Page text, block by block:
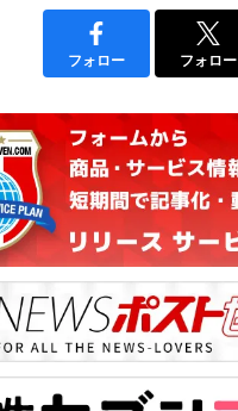
フォロー フォロー